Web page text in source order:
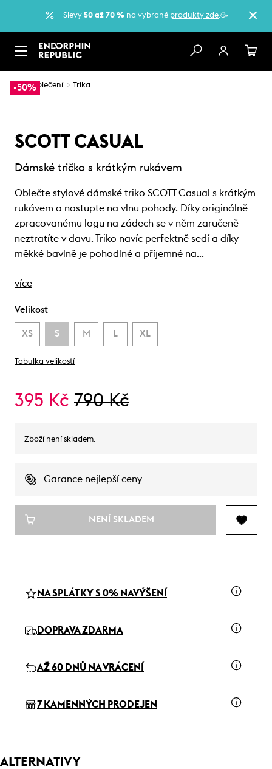
Slevy 50 až 70 % na vybrané produkty zde.🥳
-50%
… Oblečení Trika
SCOTT CASUAL
Dámské tričko s krátkým rukávem
Oblečte stylové dámské triko SCOTT Casual s krátkým
rukávem a nastupte na vlnu pohody. Díky originálně
zpracovanému logu na zádech se v něm zaručeně
neztratíte v davu. Triko navíc perfektně sedí a díky
měkké bavlně je pohodlné a příjemné na…
více
Velikost
XS S M L XL
Tabulka velikostí
395 Kč 790 Kč
Zboží není skladem.
Garance nejlepší ceny
NENÍ SKLADEM
NA SPLÁTKY S 0% NAVÝŠENÍ
DOPRAVA ZDARMA
AŽ 60 DNŮ NA VRÁCENÍ
7 KAMENNÝCH PRODEJEN
ALTERNATIVY